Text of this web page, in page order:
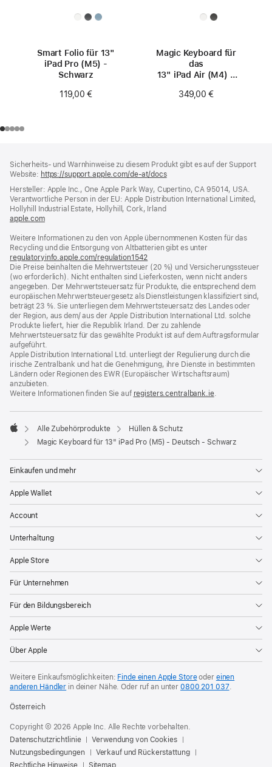
Smart Folio für 13"
iPad Pro (M5) -
Schwarz
119,00 €
Magic Keyboard für
das
13" iPad Air (M4) –
349,00 €
Sicherheits- und Warnhinweise zu diesem Produkt gibt es auf der Support
Website: https://support.apple.com/de-at/docs(öffnet
neues
Fenster)
Hersteller: Apple Inc., One Apple Park Way, Cupertino, CA 95014, USA.
Verantwortliche Person in der EU: Apple Distribution International Limited,
Hollyhill Industrial Estate, Hollyhill, Cork, Irland
apple.com(öffnet
neues
Fenster)
Weitere Informationen zu den von Apple übernommenen Kosten für das
Recycling und die Entsorgung von Altbatterien gibt es unter
regulatoryinfo.apple.com/regulation1542
ein
neues
Fenster)
Die Preise beinhalten die Mehrwertsteuer (20 %) und Versicherungssteuer
(wo erforderlich). Nicht enthalten sind Lieferkosten, wenn nicht anders
angegeben. Der Mehrwertsteuersatz für Produkte, die entsprechend dem
europäischen Mehrwertsteuergesetz als Dienstleistungen klassifiziert sind,
beträgt 23 %. Sie unterliegen dem Mehrwertsteuersatz des Landes oder
der Region, aus dem/ aus der Apple Distribution International Ltd. solche
Produkte liefert, hier die Republik Irland. Der zu zahlende
Mehrwertsteuersatz für das gewählte Produkt ist auf dem Auftragsformular
aufgeführt.
Apple Distribution International Ltd. unterliegt der Regulierung durch die
irische Zentralbank und hat die Genehmigung, ihre Dienste in bestimmten
Ländern oder Regionen des EWR (Europäischer Wirtschaftsraum)
anzubieten.
Weitere Informationen finden Sie auf registers.centralbank.ie(Öffnet
neues
.
Apple
Alle Zubehörprodukte
Hüllen & Schutz
Magic Keyboard für 13" iPad Pro (M5) - Deutsch - Schwarz
Einkaufen und mehr
Apple Wallet
Account
Unterhaltung
Apple Store
Für Unternehmen
Für den Bildungsbereich
Apple Werte
Über Apple
Weitere Einkaufsmöglichkeiten: Finde einen Apple Storeoder einen
anderen Händler in deiner Nähe. Oder ruf an unter0800 201 037.
Österreich
Copyright © 2026 Apple Inc. Alle Rechte vorbehalten.
Datenschutzrichtlinie
Verwendung von Cookies
Nutzungsbedingungen
Verkauf und Rückerstattung
Rechtliche Hinweise
Sitemap